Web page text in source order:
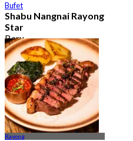
Bufet
Shabu Nangnai Rayong
Star
Baru
5.0
Dari฿ 299
Rayong